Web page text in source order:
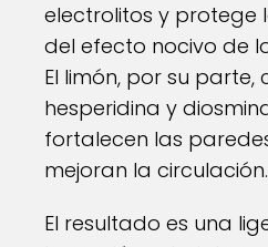
electrolitos y protege
del efecto nocivo de
El limón, por su parte,
hesperidina y
fortalecen las
mejoran la circulación.
El resultado es una